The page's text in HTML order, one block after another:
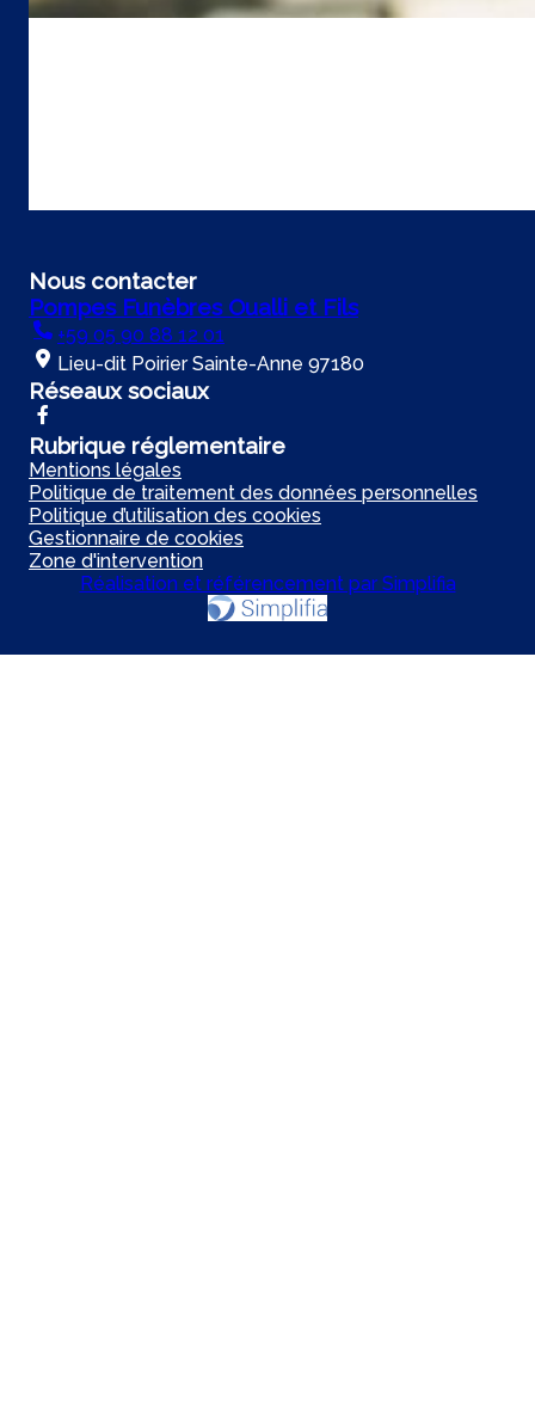
Nous contacter
Pompes Funèbres Oualli et Fils
+59 05 90 88 12 01
Lieu-dit Poirier Sainte-Anne 97180
Réseaux sociaux
Rubrique réglementaire
Mentions légales
Politique de traitement des données personnelles
Politique d’utilisation des cookies
Gestionnaire de cookies
Zone d'intervention
Réalisation et référencement par Simplifia